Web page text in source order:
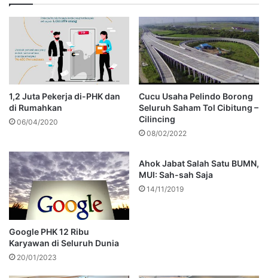
1,2 Juta Pekerja di-PHK dan
di Rumahkan
06/04/2020
Cucu Usaha Pelindo Borong
Seluruh Saham Tol Cibitung –
Cilincing
08/02/2022
Google PHK 12 Ribu
Karyawan di Seluruh Dunia
20/01/2023
Ahok Jabat Salah Satu BUMN,
MUI: Sah-sah Saja
14/11/2019